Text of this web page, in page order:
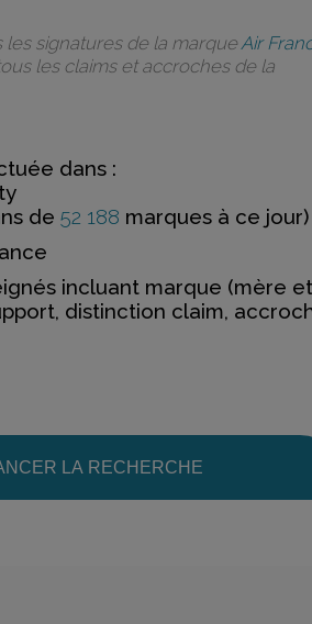
les signatures de la marqueAir
les claims et accroches de la
dans :
de 52 188 marques à ce jour)
incluant marque (mère et
distinction claim,
LA RECHERCHE